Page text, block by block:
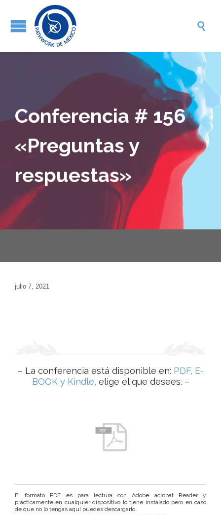

Conferencia # 156
«Preguntas y
respuestas»
julio 7, 2021
– La conferencia está disponible en: PDF, E-
BOOK y Kindle, elige el que desees. –
El formato PDF es para lectura con Adobe acrobat Reader y
prácticamente en cualquier dispositivo lo tiene instalado pero en caso
de que no lo tengas aquí puedes descargarlo.